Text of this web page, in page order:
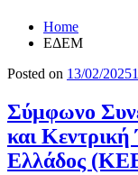
Home
ΕΔΕΜ
Posted on 13/02/2025
Σύμφωνο
και
Ελλάδος